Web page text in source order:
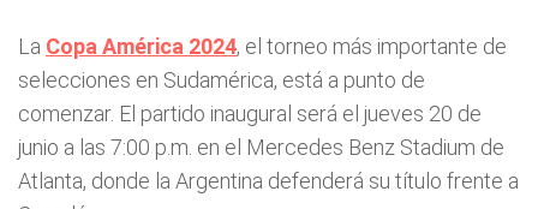
La Copa América 2024, el torneo más importante de
selecciones en Sudamérica, está a punto de
comenzar. El partido inaugural será el jueves 20 de
junio a las 7:00 p.m. en el Mercedes Benz Stadium de
Atlanta, donde la Argentina defenderá su título frente a